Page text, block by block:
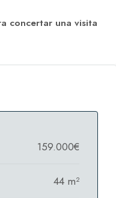
concertar una visita
159.000€
44 m²